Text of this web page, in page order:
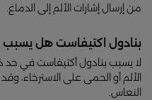
من إرسال إشارات الألم إلى الدماغ.
بنادول اكتيفاست هل يسبب
لا يسبب بنادول أكتيفاست في حد
الألم أو الحمى على الاسترخاء،
النعاس.